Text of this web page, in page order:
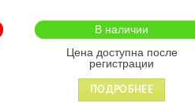
на молнии2601
В наличии
Цена доступна после
регистрации
ПОДРОБНЕЕ